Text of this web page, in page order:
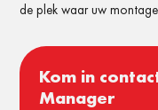
de plek waar uw
Kom in
Manager